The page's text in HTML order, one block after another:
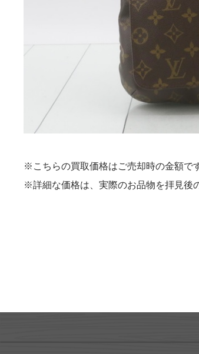
※こちらの買取価格はご売却時の金額で
※詳細な価格は、実際のお品物を拝見後